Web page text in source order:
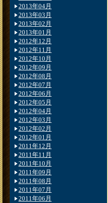
2013年04月
2013年03月
2013年02月
2013年01月
2012年12月
2012年11月
2012年10月
2012年09月
2012年08月
2012年07月
2012年06月
2012年05月
2012年04月
2012年03月
2012年02月
2012年01月
2011年12月
2011年11月
2011年10月
2011年09月
2011年08月
2011年07月
2011年06月